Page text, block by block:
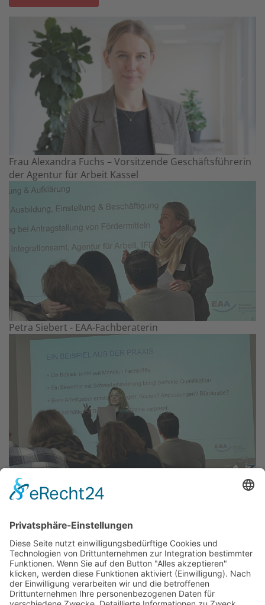
Frau Alexandra Fuchs – Vorsitzende Geschäftsführerin
der Agentur für Arbeit Kassel
Petra Siebert - EAA-Fachberaterin
Farzanah Ghambari - EAA-Fachberaterin
Das Projekt zur Implementierung der Einheitlichen
Ansprechstellen für Arbeitgeber gemäß § 185a SGB IX in
Hessen wird gefördert aus Mitteln des LWV Hessen
Integrationsamtes. Das Projekt wird unter Einbindung
des Hessischen Ministeriums für Arbeit, Integration,
Jugend und Soziales von der Forschungsstelle des
Bildungswerks der Hessischen Wirtschaft e. V.
durchgeführt.